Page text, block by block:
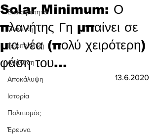
Επικαιρότητα
Πολιτική
Γεωπολιτική
Ανάλυση
Αποκάλυψη
Ιστορία
Πολιτισμός
Έρευνα
Solar Minimum: Ο
πλανήτης Γη μπαίνει σε
μια νέα (πολύ χειρότερη)
φάση του...
13.6.2020